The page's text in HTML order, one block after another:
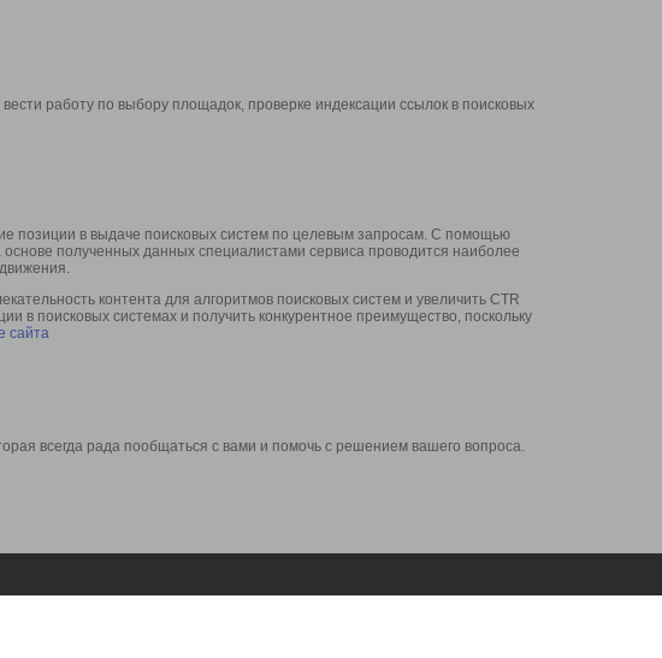
работу по выбору площадок, проверке индексации ссылок в поисковых
позиции в выдаче поисковых систем по целевым запросам. С помощью
полученных данных специалистами сервиса проводится наиболее
контента для алгоритмов поисковых систем и увеличить CTR
в поисковых системах и получить конкурентное преимущество, поскольку
сайта
всегда рада пообщаться с вами и помочь с решением вашего вопроса.